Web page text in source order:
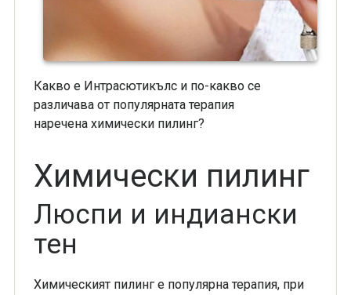
Какво е Интрасютикълс и по-какво се
различава от популярната терапия
наречена химически пилинг?
Химически пилинг
Люспи и индиански
тен
Химическият пилинг е популярна терапия, при